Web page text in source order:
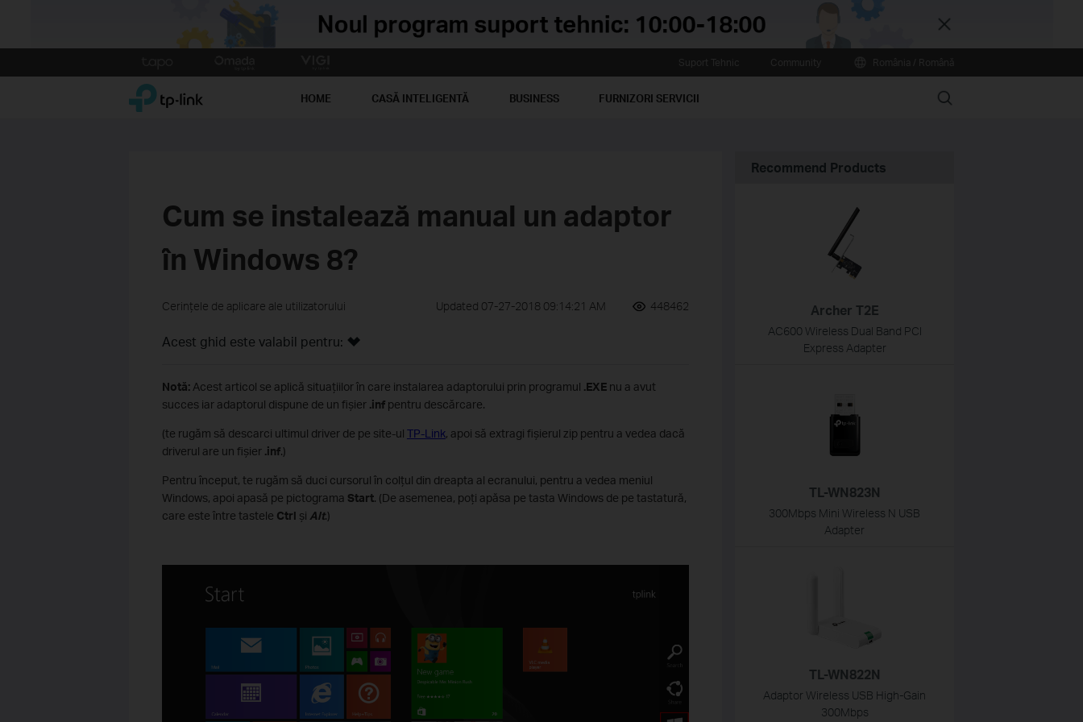
Close
to
TP-Link, Reliably Smart HOME CASĂ INTELIGENTĂ BUSINESS FURNIZORI SERVICII Search
Cum se instalează manual un adaptor
în Windows 8?
Cerințele de aplicare ale utilizatorului Updated 07-27-2018 09:14:21 AM 448462
Acest ghid este valabil pentru:
Notă:Acest articol se aplică situațiilor în care instalarea adaptorului prin programul .EXEnu a avut
succes iar adaptorul dispune de un fișier .infpentru descărcare.
(te rugăm să descarci ultimul driver de pe site-ul TP-Link, apoi să extragi fișierul zip pentru a vedea dacă
driverul are un fișier.inf.)
Pentru început, te rugăm să duci cursorul în colțul din dreapta al ecranului, pentru a vedea meniul
Windows, apoi apasă pe pictograma Start. (De asemenea, poți apăsa pe tasta Windows de pe tastatură,
care este între tastele Ctrl și Alt.)
Recommend Products
Archer T2E
AC600 Wireless Dual Band PCI
Express Adapter
TL-WN823N
300Mbps Mini Wireless N USB
Adapter
TL-WN822N
Adaptor Wireless USB High-Gain
300Mbps